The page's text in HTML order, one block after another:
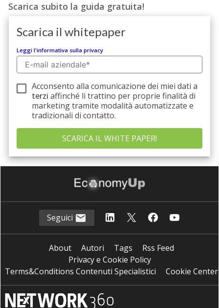
Scarica subito la guida gratuita!
Scarica il whitepaper
Leggi l'informativa sulla privacy
Acconsento alla comunicazione dei miei dati a
terzi affinché li trattino per proprie finalità di
marketing tramite modalità automatizzate e
tradizionali di contatto.
Seguici
About Autori Tags
Rss Feed
Privacy e Cookie Policy
Terms&Conditions Contenuti Specialistici
Cookie Center